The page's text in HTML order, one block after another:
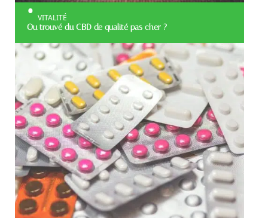
VITALITÉ
Ou trouvé du CBD de qualité pas cher ?